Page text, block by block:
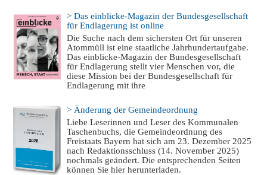
> Das einblicke-Magazin der Bundesgesellschaft
für Endlagerung ist online
Die Suche nach dem sichersten Ort für unseren
Atommüll ist eine staatliche Jahrhundertaufgabe.
Das einblicke-Magazin der Bundesgesellschaft
für Endlagerung stellt vier Menschen vor, die
diese Mission bei der Bundesgesellschaft für
Endlagerung mit ihre
> Änderung der Gemeindeordnung
Liebe Leserinnen und Leser des Kommunalen
Taschenbuchs, die Gemeindeordnung des
Freistaats Bayern hat sich am 23. Dezember 2025
nach Redaktionsschluss (14. November 2025)
nochmals geändert. Die entsprechenden Seiten
können Sie hier herunterladen.